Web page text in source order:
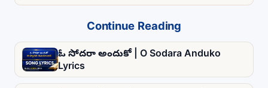
Continue Reading
ఓ సోదరా అందుకో | O Sodara Anduko
Lyrics